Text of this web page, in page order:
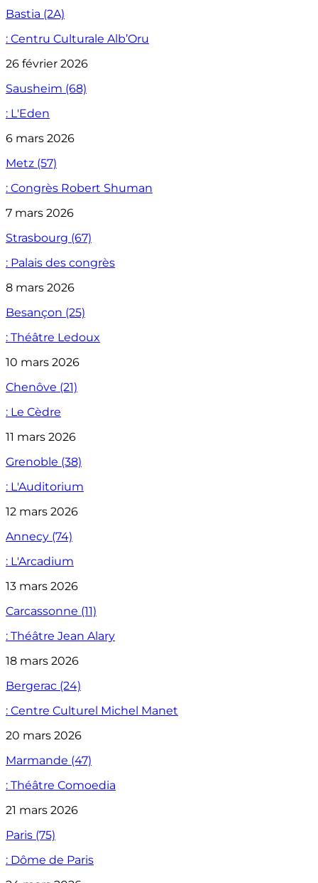
Bastia (2A)
: Centru Culturale Alb’Oru
26 février 2026
Sausheim (68)
: L'Eden
6 mars 2026
Metz (57)
: Congrès Robert Shuman
7 mars 2026
Strasbourg (67)
: Palais des congrès
8 mars 2026
Besançon (25)
: Théâtre Ledoux
10 mars 2026
Chenôve (21)
: Le Cèdre
11 mars 2026
Grenoble (38)
: L'Auditorium
12 mars 2026
Annecy (74)
: L'Arcadium
13 mars 2026
Carcassonne (11)
: Théâtre Jean Alary
18 mars 2026
Bergerac (24)
: Centre Culturel Michel Manet
20 mars 2026
Marmande (47)
: Théâtre Comoedia
21 mars 2026
Paris (75)
: Dôme de Paris